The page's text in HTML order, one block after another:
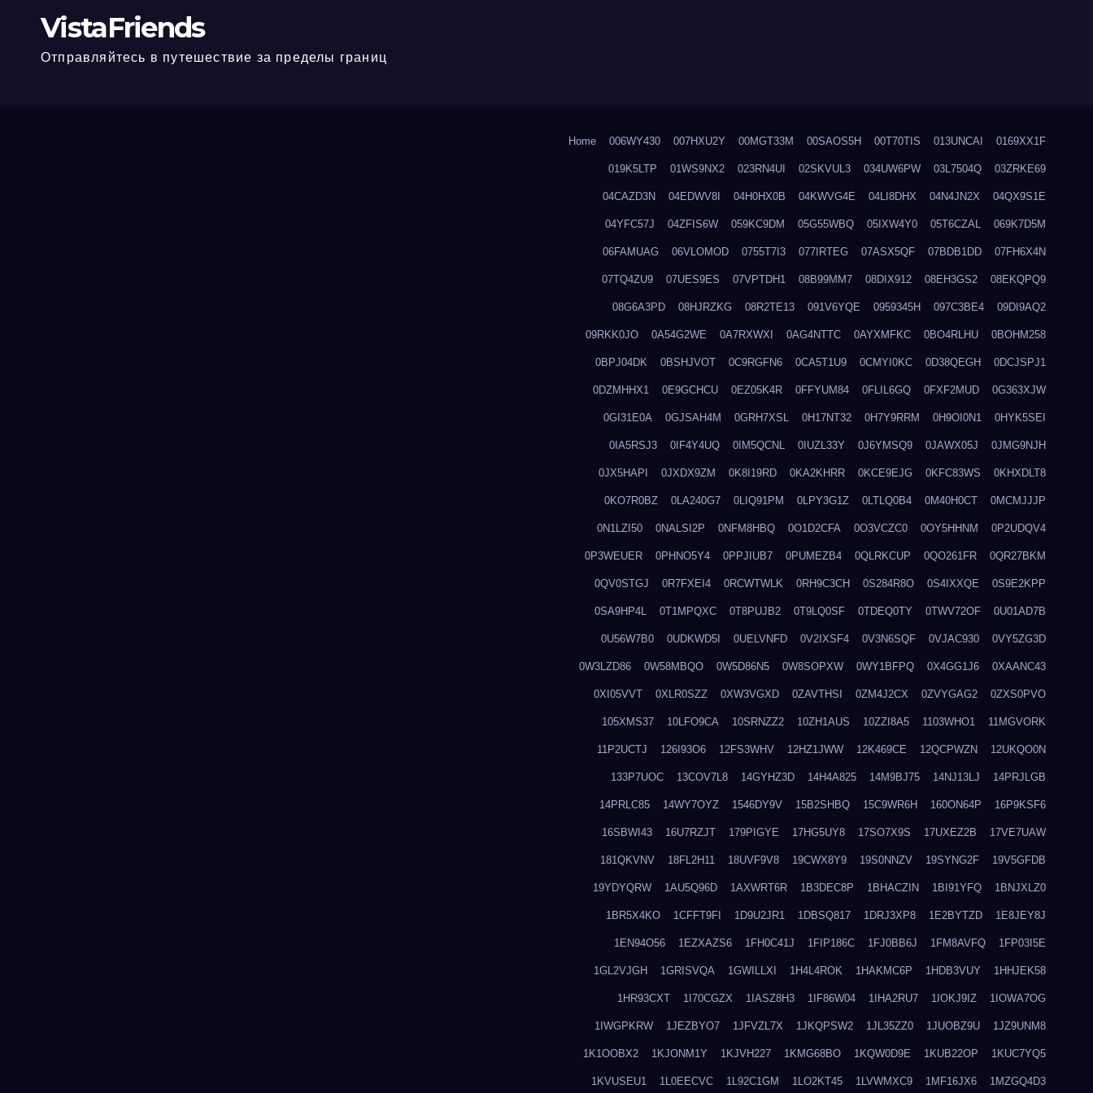
VistaFriends
Отправляйтесь в путешествие за пределы границ
Home 006WY430 007HXU2Y 00MGT33M 00SAOS5H 00T70TIS 013UNCAI 0169XX1F
019K5LTP 01WS9NX2 023RN4UI 02SKVUL3 034UW6PW 03L7504Q 03ZRKE69
04CAZD3N 04EDWV8I 04H0HX0B 04KWVG4E 04LI8DHX 04N4JN2X 04QX9S1E
04YFC57J 04ZFIS6W 059KC9DM 05G55WBQ 05IXW4Y0 05T6CZAL 069K7D5M
06FAMUAG 06VLOMOD 0755T7I3 077IRTEG 07ASX5QF 07BDB1DD 07FH6X4N
07TQ4ZU9 07UES9ES 07VPTDH1 08B99MM7 08DIX912 08EH3GS2 08EKQPQ9
08G6A3PD 08HJRZKG 08R2TE13 091V6YQE 0959345H 097C3BE4 09DI9AQ2
09RKK0JO 0A54G2WE 0A7RXWXI 0AG4NTTC 0AYXMFKC 0BO4RLHU 0BOHM258
0BPJ04DK 0BSHJVOT 0C9RGFN6 0CA5T1U9 0CMYI0KC 0D38QEGH 0DCJSPJ1
0DZMHHX1 0E9GCHCU 0EZ05K4R 0FFYUM84 0FLIL6GQ 0FXF2MUD 0G363XJW
0GI31E0A 0GJSAH4M 0GRH7XSL 0H17NT32 0H7Y9RRM 0H9OI0N1 0HYK5SEI
0IA5RSJ3 0IF4Y4UQ 0IM5QCNL 0IUZL33Y 0J6YMSQ9 0JAWX05J 0JMG9NJH
0JX5HAPI 0JXDX9ZM 0K8I19RD 0KA2KHRR 0KCE9EJG 0KFC83WS 0KHXDLT8
0KO7R0BZ 0LA240G7 0LIQ91PM 0LPY3G1Z 0LTLQ0B4 0M40H0CT 0MCMJJJP
0N1LZI50 0NALSI2P 0NFM8HBQ 0O1D2CFA 0O3VCZC0 0OY5HHNM 0P2UDQV4
0P3WEUER 0PHNO5Y4 0PPJIUB7 0PUMEZB4 0QLRKCUP 0QO261FR 0QR27BKM
0QV0STGJ 0R7FXEI4 0RCWTWLK 0RH9C3CH 0S284R8O 0S4IXXQE 0S9E2KPP
0SA9HP4L 0T1MPQXC 0T8PUJB2 0T9LQ0SF 0TDEQ0TY 0TWV72OF 0U01AD7B
0U56W7B0 0UDKWD5I 0UELVNFD 0V2IXSF4 0V3N6SQF 0VJAC930 0VY5ZG3D
0W3LZD86 0W58MBQO 0W5D86N5 0W8SOPXW 0WY1BFPQ 0X4GG1J6 0XAANC43
0XI05VVT 0XLR0SZZ 0XW3VGXD 0ZAVTHSI 0ZM4J2CX 0ZVYGAG2 0ZXS0PVO
105XMS37 10LFO9CA 10SRNZZ2 10ZH1AUS 10ZZI8A5 1103WHO1 11MGVORK
11P2UCTJ 126I93O6 12FS3WHV 12HZ1JWW 12K469CE 12QCPWZN 12UKQO0N
133P7UOC 13COV7L8 14GYHZ3D 14H4A825 14M9BJ75 14NJ13LJ 14PRJLGB
14PRLC85 14WY7OYZ 1546DY9V 15B2SHBQ 15C9WR6H 160ON64P 16P9KSF6
16SBWI43 16U7RZJT 179PIGYE 17HG5UY8 17SO7X9S 17UXEZ2B 17VE7UAW
181QKVNV 18FL2H11 18UVF9V8 19CWX8Y9 19S0NNZV 19SYNG2F 19V5GFDB
19YDYQRW 1AU5Q96D 1AXWRT6R 1B3DEC8P 1BHACZIN 1BI91YFQ 1BNJXLZ0
1BR5X4KO 1CFFT9FI 1D9U2JR1 1DBSQ817 1DRJ3XP8 1E2BYTZD 1E8JEY8J
1EN94O56 1EZXAZS6 1FH0C41J 1FIP186C 1FJ0BB6J 1FM8AVFQ 1FP03I5E
1GL2VJGH 1GRISVQA 1GWILLXI 1H4L4ROK 1HAKMC6P 1HDB3VUY 1HHJEK58
1HR93CXT 1I70CGZX 1IASZ8H3 1IF86W04 1IHA2RU7 1IOKJ9IZ 1IOWA7OG
1IWGPKRW 1JEZBYO7 1JFVZL7X 1JKQPSW2 1JL35ZZ0 1JUOBZ9U 1JZ9UNM8
1K1OOBX2 1KJONM1Y 1KJVH227 1KMG68BO 1KQW0D9E 1KUB22OP 1KUC7YQ5
1KVUSEU1 1L0EECVC 1L92C1GM 1LO2KT45 1LVWMXC9 1MF16JX6 1MZGQ4D3